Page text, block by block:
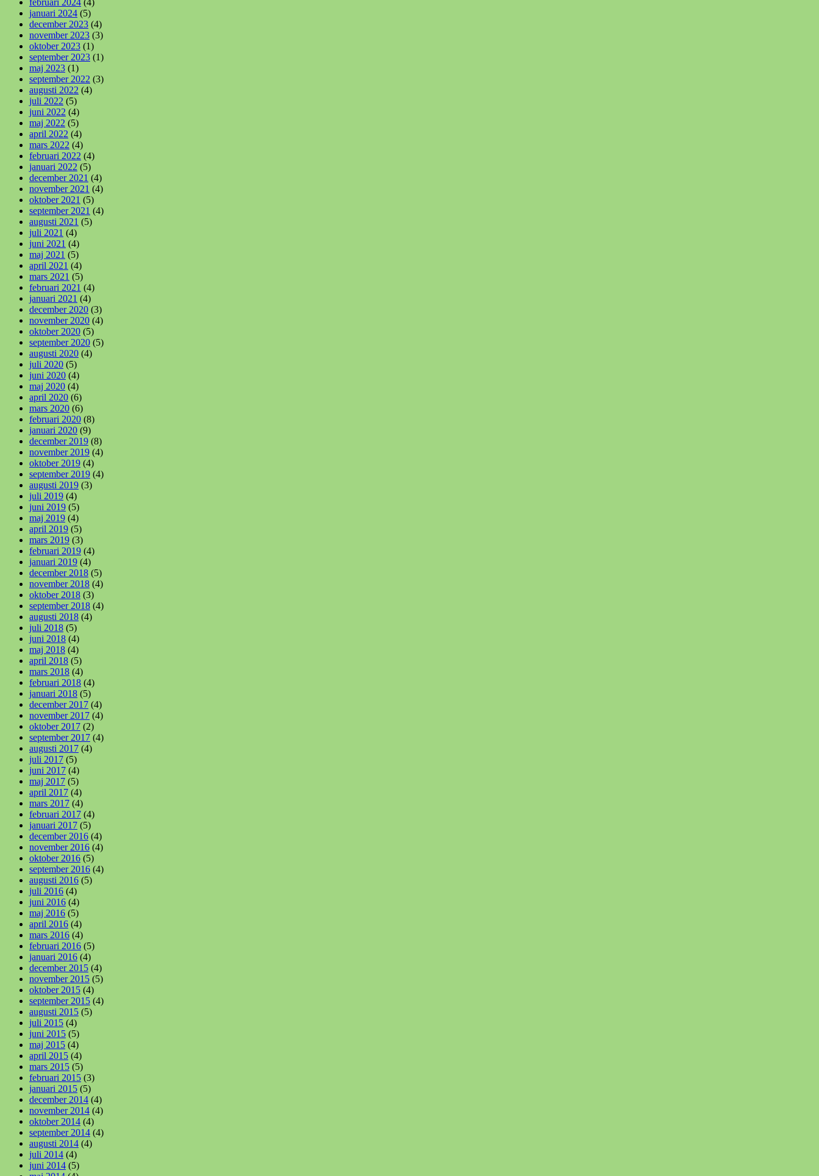
februari 2024 (4)
januari 2024 (5)
december 2023 (4)
november 2023 (3)
oktober 2023 (1)
september 2023 (1)
maj 2023 (1)
september 2022 (3)
augusti 2022 (4)
juli 2022 (5)
juni 2022 (4)
maj 2022 (5)
april 2022 (4)
mars 2022 (4)
februari 2022 (4)
januari 2022 (5)
december 2021 (4)
november 2021 (4)
oktober 2021 (5)
september 2021 (4)
augusti 2021 (5)
juli 2021 (4)
juni 2021 (4)
maj 2021 (5)
april 2021 (4)
mars 2021 (5)
februari 2021 (4)
januari 2021 (4)
december 2020 (3)
november 2020 (4)
oktober 2020 (5)
september 2020 (5)
augusti 2020 (4)
juli 2020 (5)
juni 2020 (4)
maj 2020 (4)
april 2020 (6)
mars 2020 (6)
februari 2020 (8)
januari 2020 (9)
december 2019 (8)
november 2019 (4)
oktober 2019 (4)
september 2019 (4)
augusti 2019 (3)
juli 2019 (4)
juni 2019 (5)
maj 2019 (4)
april 2019 (5)
mars 2019 (3)
februari 2019 (4)
januari 2019 (4)
december 2018 (5)
november 2018 (4)
oktober 2018 (3)
september 2018 (4)
augusti 2018 (4)
juli 2018 (5)
juni 2018 (4)
maj 2018 (4)
april 2018 (5)
mars 2018 (4)
februari 2018 (4)
januari 2018 (5)
december 2017 (4)
november 2017 (4)
oktober 2017 (2)
september 2017 (4)
augusti 2017 (4)
juli 2017 (5)
juni 2017 (4)
maj 2017 (5)
april 2017 (4)
mars 2017 (4)
februari 2017 (4)
januari 2017 (5)
december 2016 (4)
november 2016 (4)
oktober 2016 (5)
september 2016 (4)
augusti 2016 (5)
juli 2016 (4)
juni 2016 (4)
maj 2016 (5)
april 2016 (4)
mars 2016 (4)
februari 2016 (5)
januari 2016 (4)
december 2015 (4)
november 2015 (5)
oktober 2015 (4)
september 2015 (4)
augusti 2015 (5)
juli 2015 (4)
juni 2015 (5)
maj 2015 (4)
april 2015 (4)
mars 2015 (5)
februari 2015 (3)
januari 2015 (5)
december 2014 (4)
november 2014 (4)
oktober 2014 (4)
september 2014 (4)
augusti 2014 (4)
juli 2014 (4)
juni 2014 (5)